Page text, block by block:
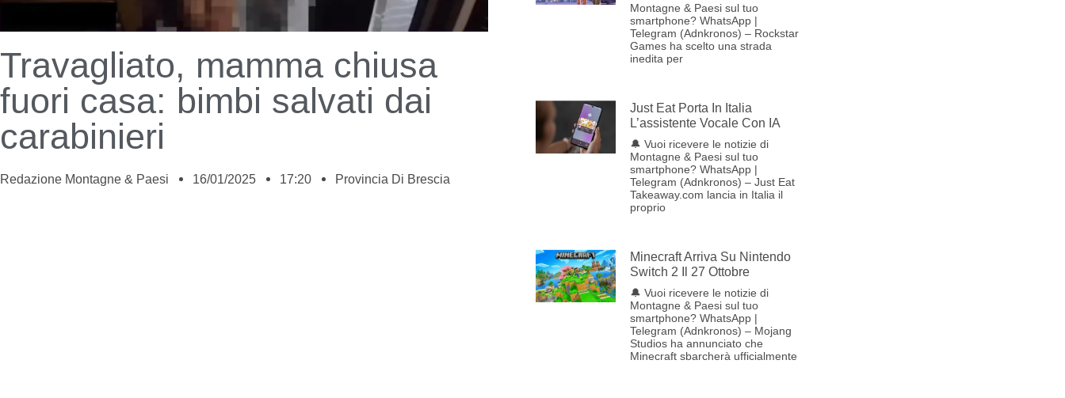
Travagliato, mamma chiusa
fuori casa: bimbi salvati dai
carabinieri
Redazione Montagne & Paesi 16/01/2025 17:20 Provincia Di Brescia
Montagne & Paesi sul tuo
smartphone? WhatsApp |
Telegram (Adnkronos) – Rockstar
Games ha scelto una strada
inedita per
Just Eat Porta In Italia
L’assistente Vocale Con IA
🔔 Vuoi ricevere le notizie di
Montagne & Paesi sul tuo
smartphone? WhatsApp |
Telegram (Adnkronos) – Just Eat
Takeaway.com lancia in Italia il
proprio
Minecraft Arriva Su Nintendo
Switch 2 Il 27 Ottobre
🔔 Vuoi ricevere le notizie di
Montagne & Paesi sul tuo
smartphone? WhatsApp |
Telegram (Adnkronos) – Mojang
Studios ha annunciato che
Minecraft sbarcherà ufficialmente